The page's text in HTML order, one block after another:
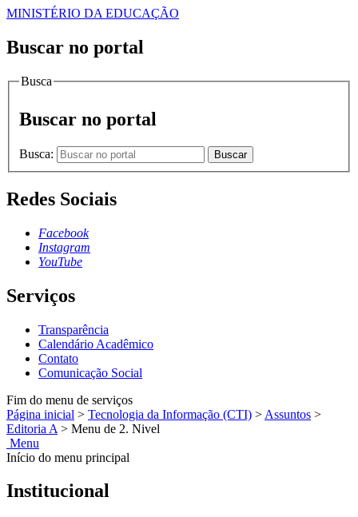
MINISTÉRIO DA EDUCAÇÃO
Buscar no portal
Busca
Buscar no portal
Busca: Buscar
Redes Sociais
Facebook
Instagram
YouTube
Serviços
Transparência
Calendário Acadêmico
Contato
Comunicação Social
Fim do menu de serviços
Página inicial > Tecnologia da Informação (CTI) > Assuntos >
Editoria A > Menu de 2. Nivel
Menu
Início do menu principal
Institucional